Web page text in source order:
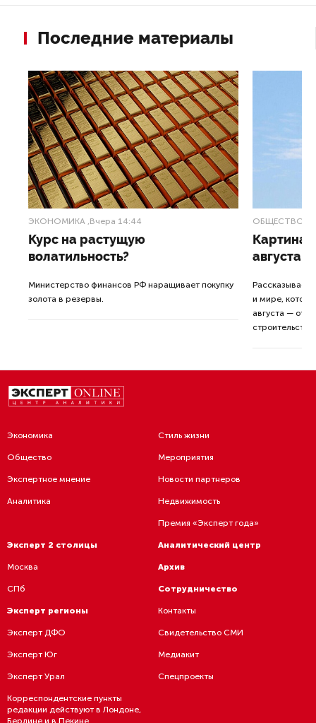
Последние материалы
ЭКОНОМИКА ,Вчера 14:44
Курс на растущую
волатильность?
Министерство финансов РФ наращивает покупку
золота в резервы.
ОБЩЕСТВО
Картина
августа
Рассказываем
и мире,
августа — от
Экономика
Общество
Экспертное мнение
Аналитика
Стиль жизни
Мероприятия
Новости партнеров
Недвижимость
Премия «Эксперт года»
Эксперт 2 столицы
Москва
СПб
Эксперт регионы
Эксперт ДФО
Эксперт Юг
Эксперт Урал
Корреспондентские пункты
редакции действуют в Лондоне,
Аналитический центр
Архив
Сотрудничество
Контакты
Свидетельство СМИ
Медиакит
Спецпроекты